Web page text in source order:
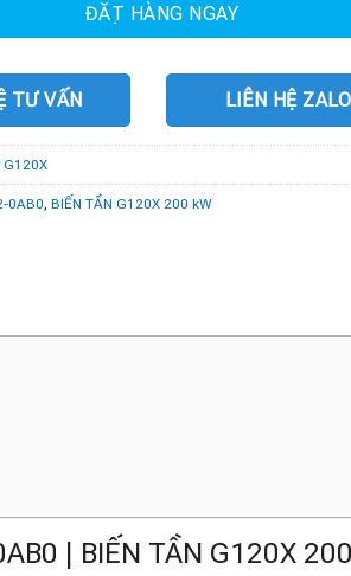
ĐẶT HÀNG NGAY
TƯ VẤN LIÊN HỆ ZALO
G120X
0AB0 BIẾN TẦN G120X 200 kW
| BIẾN TẦN G120X